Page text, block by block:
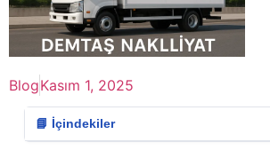
BlogKasım 1, 2025
📘 İçindekiler